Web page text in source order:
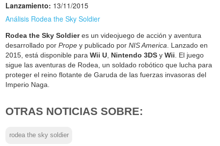
Lanzamiento: 13/11/2015
Análisis Rodea the Sky Soldier
Rodea the Sky Soldieres un videojuego de acción y aventura
desarrollado porPrope y publicado porNIS America. Lanzado en
2015, está disponible paraWii U, Nintendo 3DS yWii. El juego
sigue las aventuras de Rodea, un soldado robótico que lucha para
proteger el reino flotante de Garuda de las fuerzas invasoras del
Imperio Naga.
OTRAS NOTICIAS SOBRE:
rodea the sky soldier